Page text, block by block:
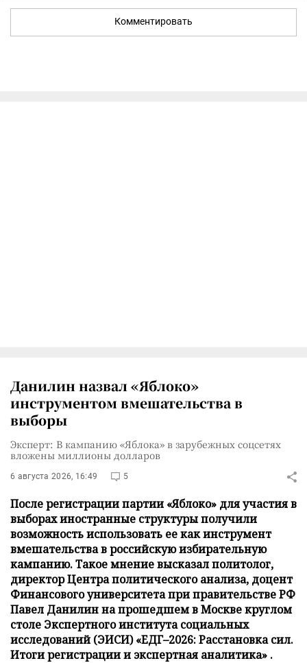
Комментировать
Данилин назвал «Яблоко»
инструментом вмешательства в
выборы
Эксперт: В кампанию «Яблока» в зарубежных соцсетях
вложены миллионы долларов
6 августа 2026, 16:49 5
После регистрации партии «Яблоко» для участия в
выборах иностранные структуры получили
возможность использовать ее как инструмент
вмешательства в российскую избирательную
кампанию. Такое мнение высказал политолог,
директор Центра политического анализа, доцент
Финансового университета при правительстве РФ
Павел Данилин на прошедшем в Москве круглом
столе Экспертного института социальных
исследований (ЭИСИ) «ЕДГ–2026: Расстановка сил.
Итоги регистрации и экспертная аналитика» .